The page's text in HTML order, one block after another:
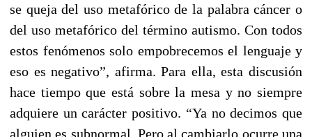
se queja del uso metafórico de la palabra cáncer o
del uso metafórico del término autismo. Con todos
estos fenómenos solo empobrecemos el lenguaje y
eso es negativo”, afirma. Para ella, esta discusión
hace tiempo que está sobre la mesa y no siempre
adquiere un carácter positivo. “Ya no decimos que
alguien es subnormal. Pero al cambiarlo ocurre una